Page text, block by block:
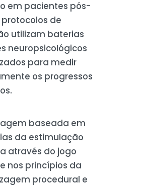
em pacientes pós-
protocolos de
utilizam baterias
neuropsicológicos
para medir
os progressos
baseada em
da estimulação
através do jogo
nos princípios da
procedural e